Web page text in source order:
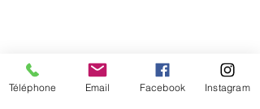
Téléphone Email Facebook Instagram